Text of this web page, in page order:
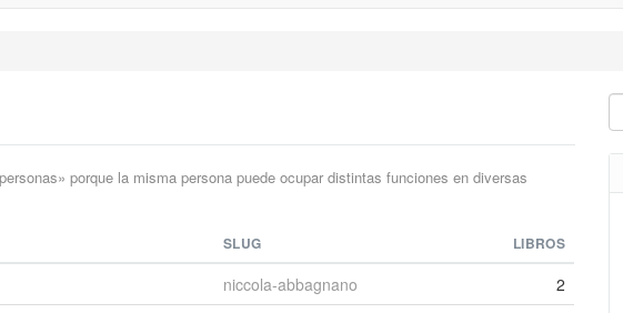
porque la misma persona puede ocupar distintas funciones en diversas
SLUG LIBROS
niccola-abbagnano
2